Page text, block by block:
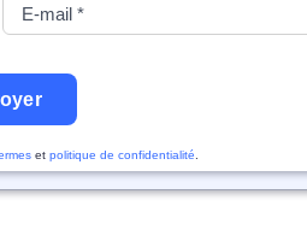
et politique de confidentialité